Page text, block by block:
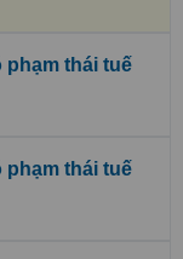
phạm thái tuế
phạm thái tuế